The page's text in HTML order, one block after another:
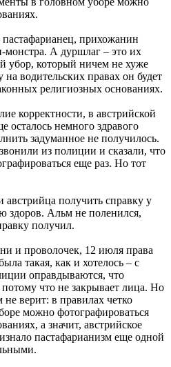
прихожанин
монстра. А дуршлаг – это их
убор, который ничем не хуже
водительских правах он будет
религиозных основаниях.
корректности, в австрийской
осталось немного здравого
задуманное не получилось.
из полиции и сказали, что
еще раз. Но тот
получить справку у
здоров. Альм не поленился,
получил.
и проволочек, 12 июля права
такая, как и хотелось – с
оправдываются, что
что не закрывает лица. Но
верит: в правилах четко
можно фотографироваться
а значит, австрийское
пастафарианизм еще одной